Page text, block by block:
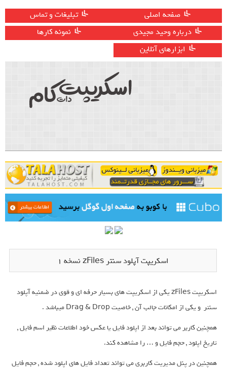
صفحه اصلی
تبلیغات و تماس
درباره وحید مجیدی
نمونه کارها
ابزارهای آنلاین
اسکریپت آپلود سنتر zFiles نسخه 1
اسکریپت zFiles یکی از اسکریپت های بسیار حرفه ای و قوی در ضمنیه آپلود
سنتر و یکی از امکانات جالب آن , خاصیت Drag & Drop میباشد .
همچنین کاربر می تواند بعد از اپلود فایل یا عکس خود اطلاعات نظیر اسم فایل ,
تاریخ اپلود , حجم فایل و … را مشاهده کند.
همچنین در پنل مدیریت کاربری می تواند تعداد فایل های اپلود شده , حجم فایل